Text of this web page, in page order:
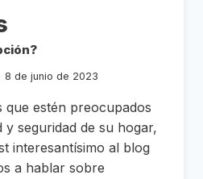
8 de junio de 2023
que estén preocupados
seguridad de su hogar,
interesantísimo al blog
a hablar sobre